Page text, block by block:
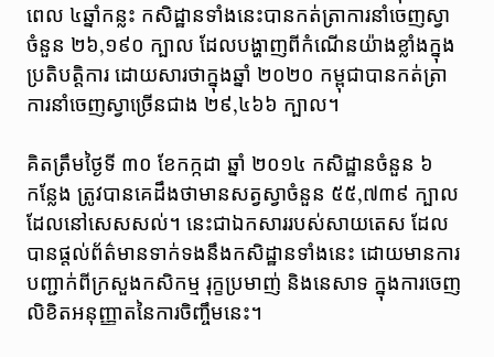
ពេល ៤ឆ្នាំកន្លះ កសិដ្ឋានទាំងនេះបានកត់ត្រាការនាំចេញស្វា
ចំនួន ២៦,១៩០ ក្បាល ដែលបង្ហាញពីកំណើនយ៉ាងខ្លាំងក្នុង
ប្រតិបត្តិការ ដោយសារថាក្នុងឆ្នាំ ២០២០ កម្ពុជាបានកត់ត្រា
ការនាំចេញស្វាច្រើនជាង ២៩,៤៦៦ ក្បាល។
គិតត្រឹមថ្ងៃទី ៣០ ខែកក្កដា ឆ្នាំ ២០១៤ កសិដ្ឋានចំនួន ៦
កន្លែង ត្រូវបានគេដឹងថាមានសត្វស្វាចំនួន ៥៥,៧៣៩ ក្បាល
ដែលនៅសេសសល់។ នេះជាឯកសាររបស់សាយតេស ដែល
បានផ្តល់ព័ត៌មានទាក់ទងនឹងកសិដ្ឋានទាំងនេះ ដោយមានការ
បញ្ជាក់ពីក្រសួងកសិកម្ម រុក្ខប្រមាញ់ និងនេសាទ ក្នុងការចេញ
លិខិតអនុញ្ញាតនៃការចិញ្ចឹមនេះ។